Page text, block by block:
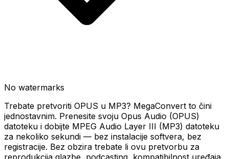
No watermarks
Trebate pretvoriti OPUS u MP3? MegaConvert to čini
jednostavnim. Prenesite svoju Opus Audio (OPUS)
datoteku i dobijte MPEG Audio Layer III (MP3) datoteku
za nekoliko sekundi — bez instalacije softvera, bez
registracije. Bez obzira trebate li ovu pretvorbu za
reprodukcija glazbe, podcasting, kompatibilnost uređaja